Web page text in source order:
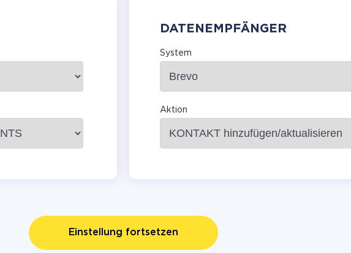
DATENEMPFÄNGER
System
Aktion
Einstellung fortsetzen